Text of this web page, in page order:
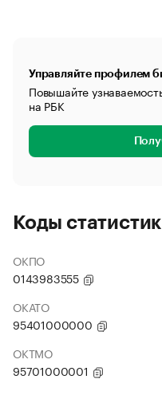
Управляйте профилем
Повышайте
на РБК
Коды
ОКПО
0143983555
ОКАТО
95401000000
ОКТМО
95701000001